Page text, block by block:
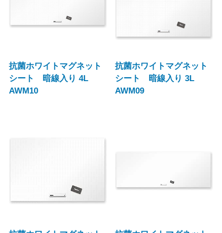
抗菌ホワイトマグネット
シート 暗線入り 4L
AWM10
抗菌ホワイトマグネット
シート 暗線入り 3L
AWM09